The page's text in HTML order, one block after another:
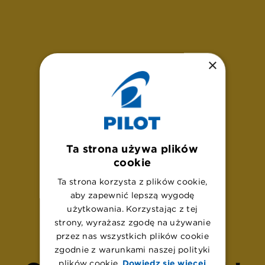
Ups!
×
Ta strona używa plików
cookie
Ta strona korzysta z plików cookie,
aby zapewnić lepszą wygodę
użytkowania. Korzystając z tej
strony, wyrażasz zgodę na używanie
przez nas wszystkich plików cookie
zgodnie z warunkami naszej polityki